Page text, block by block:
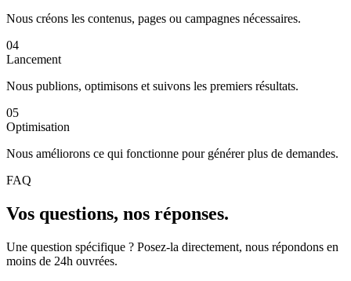
Nous créons les contenus, pages ou campagnes nécessaires.
04
Lancement
Nous publions, optimisons et suivons les premiers résultats.
05
Optimisation
Nous améliorons ce qui fonctionne pour générer plus de demandes.
FAQ
Vos questions, nos réponses.
Une question spécifique ? Posez-la directement, nous répondons en
moins de 24h ouvrées.